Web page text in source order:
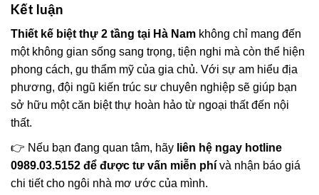
Kết luận
Thiết kế biệt thự 2 tầng tại Hà Nam không chỉ mang đến
một không gian sống sang trọng, tiện nghi mà còn thể hiện
phong cách, gu thẩm mỹ của gia chủ. Với sự am hiểu địa
phương, đội ngũ kiến trúc sư chuyên nghiệp sẽ giúp bạn
sở hữu một căn biệt thự hoàn hảo từ ngoại thất đến nội
thất.
👉 Nếu bạn đang quan tâm, hãy liên hệ ngay hotline
0989.03.5152 để được tư vấn miễn phí và nhận báo giá
chi tiết cho ngôi nhà mơ ước của mình.